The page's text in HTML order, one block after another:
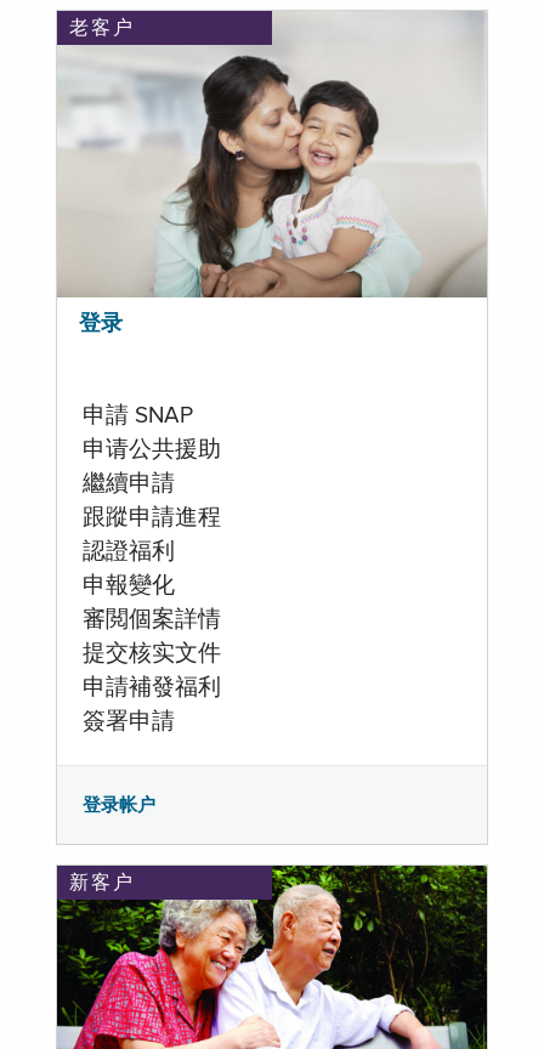
老客户
登录
申請 SNAP
申请公共援助
繼續申請
跟蹤申請進程
認證福利
申報變化
審閲個案詳情
提交核实文件
申請補發福利
簽署申請
登录帐户
新客户